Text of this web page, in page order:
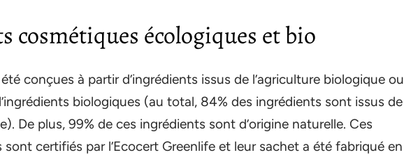
cosmétiques écologiques et bio
conçues à partir d’ingrédients issus de l’agriculture biologique ou
biologiques (au total, 84% des ingrédients sont issus de
De plus, 99% de ces ingrédients sont d’origine naturelle. Ces
certifiés par l’Ecocert Greenlife et leur sachet a été fabriqué en